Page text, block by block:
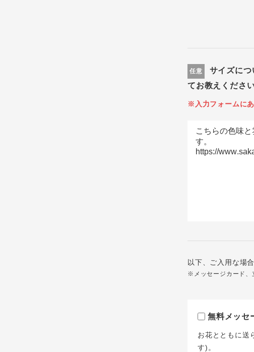
任意
サイズに
てお教えください
※入力フォームに
以下、ご入用な場
※メッセージカード、
無料メッセ
お花とともに送
す)。